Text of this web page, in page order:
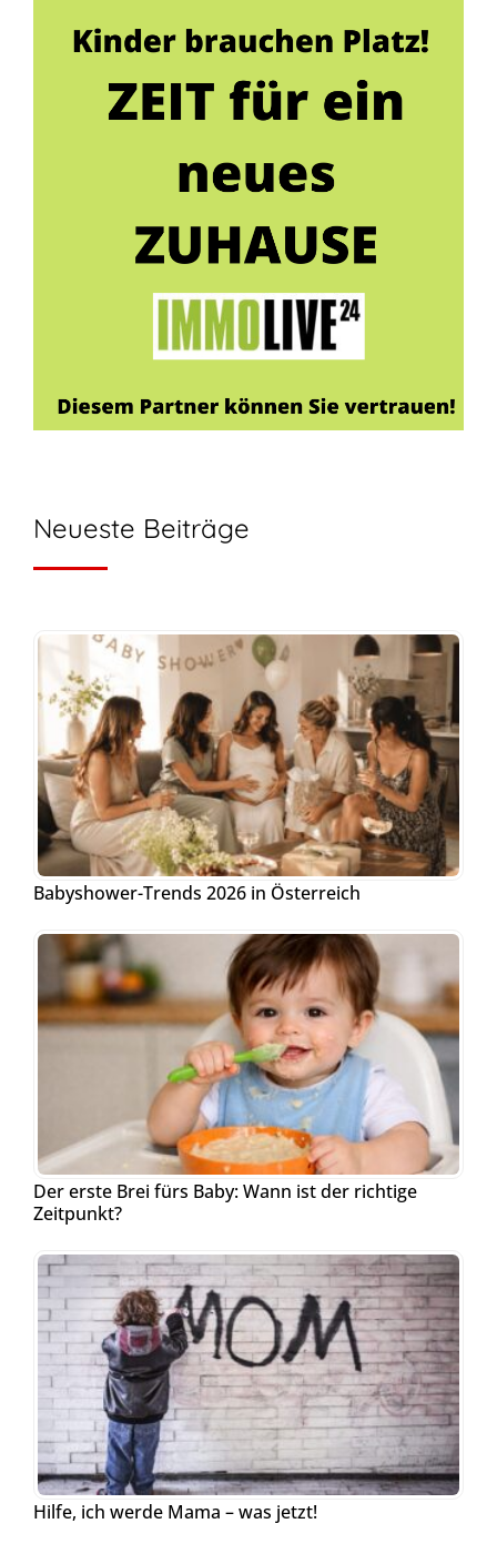
Neueste Beiträge
Babyshower-Trends 2026 in Österreich
Der erste Brei fürs Baby: Wann ist der richtige
Zeitpunkt?
Hilfe, ich werde Mama – was jetzt!